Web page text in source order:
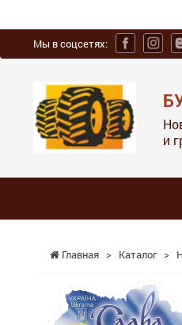
Мы в соцсетях:
и
Главная > Каталог >